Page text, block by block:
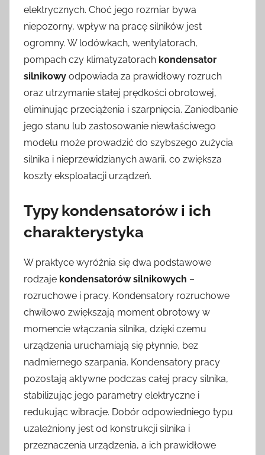
elektrycznych. Choć jego rozmiar bywa
niepozorny, wpływ na pracę silników jest
ogromny. W lodówkach, wentylatorach,
pompach czy klimatyzatorach kondensator
silnikowy odpowiada za prawidłowy rozruch
oraz utrzymanie stałej prędkości obrotowej,
eliminując przeciążenia i szarpnięcia. Zaniedbanie
jego stanu lub zastosowanie niewłaściwego
modelu może prowadzić do szybszego zużycia
silnika i nieprzewidzianych awarii, co zwiększa
koszty eksploatacji urządzeń.
Typy kondensatorów i ich
charakterystyka
W praktyce wyróżnia się dwa podstawowe
rodzaje kondensatorów silnikowych –
rozruchowe i pracy. Kondensatory rozruchowe
chwilowo zwiększają moment obrotowy w
momencie włączania silnika, dzięki czemu
urządzenia uruchamiają się płynnie, bez
nadmiernego szarpania. Kondensatory pracy
pozostają aktywne podczas całej pracy silnika,
stabilizując jego parametry elektryczne i
redukując wibracje. Dobór odpowiedniego typu
uzależniony jest od konstrukcji silnika i
przeznaczenia urządzenia, a ich prawidłowe